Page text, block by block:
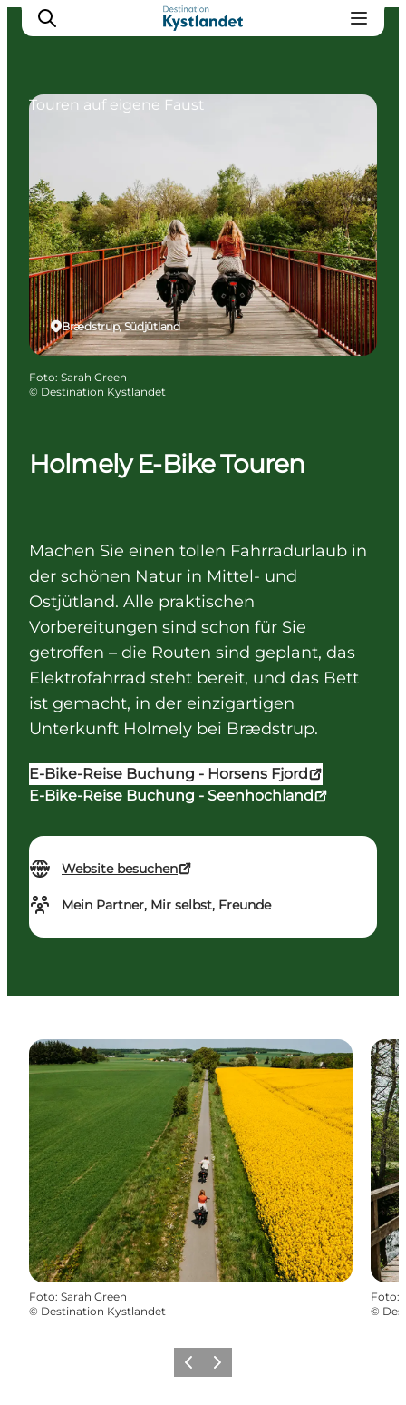
Städte
Unterkünfte
Camping
Holmely E-Bike Touren
Machen Sie einen tollen Fahrradurlaub in
der schönen Natur in Mittel- und
Ostjütland. Alle praktischen
Vorbereitungen sind schon für Sie
getroffen – die Routen sind geplant, das
Elektrofahrrad steht bereit, und das Bett
ist gemacht, in der einzigartigen
Unterkunft Holmely bei Brædstrup.
E-Bike-Reise Buchung - Horsens Fjord
E-Bike-Reise Buchung - Seenhochland
Website besuchen
Mein Partner, Mir selbst, Freunde
Brædstrup, Südjütland
Touren auf eigene Faust
Foto: Sarah Green
© Destination Kystlandet
Foto: Sarah Green
© Destination Kystlandet
Foto:
©
ZurückWeiter